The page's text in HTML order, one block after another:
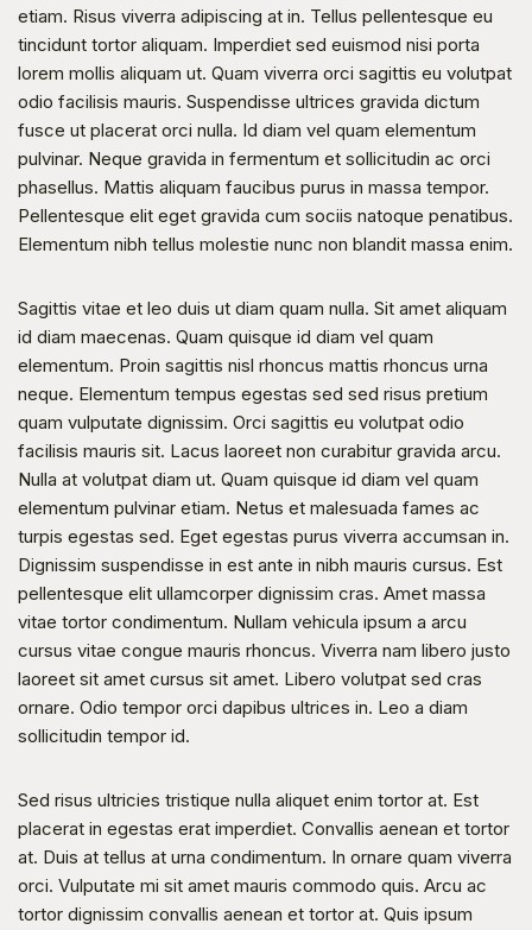
etiam. Risus viverra adipiscing at in. Tellus pellentesque eu
tincidunt tortor aliquam. Imperdiet sed euismod nisi porta
lorem mollis aliquam ut. Quam viverra orci sagittis eu volutpat
odio facilisis mauris. Suspendisse ultrices gravida dictum
fusce ut placerat orci nulla. Id diam vel quam elementum
pulvinar. Neque gravida in fermentum et sollicitudin ac orci
phasellus. Mattis aliquam faucibus purus in massa tempor.
Pellentesque elit eget gravida cum sociis natoque penatibus.
Elementum nibh tellus molestie nunc non blandit massa enim.
Sagittis vitae et leo duis ut diam quam nulla. Sit amet aliquam
id diam maecenas. Quam quisque id diam vel quam
elementum. Proin sagittis nisl rhoncus mattis rhoncus urna
neque. Elementum tempus egestas sed sed risus pretium
quam vulputate dignissim. Orci sagittis eu volutpat odio
facilisis mauris sit. Lacus laoreet non curabitur gravida arcu.
Nulla at volutpat diam ut. Quam quisque id diam vel quam
elementum pulvinar etiam. Netus et malesuada fames ac
turpis egestas sed. Eget egestas purus viverra accumsan in.
Dignissim suspendisse in est ante in nibh mauris cursus. Est
pellentesque elit ullamcorper dignissim cras. Amet massa
vitae tortor condimentum. Nullam vehicula ipsum a arcu
cursus vitae congue mauris rhoncus. Viverra nam libero justo
laoreet sit amet cursus sit amet. Libero volutpat sed cras
ornare. Odio tempor orci dapibus ultrices in. Leo a diam
sollicitudin tempor id.
Sed risus ultricies tristique nulla aliquet enim tortor at. Est
placerat in egestas erat imperdiet. Convallis aenean et tortor
at. Duis at tellus at urna condimentum. In ornare quam viverra
orci. Vulputate mi sit amet mauris commodo quis. Arcu ac
tortor dignissim convallis aenean et tortor at. Quis ipsum